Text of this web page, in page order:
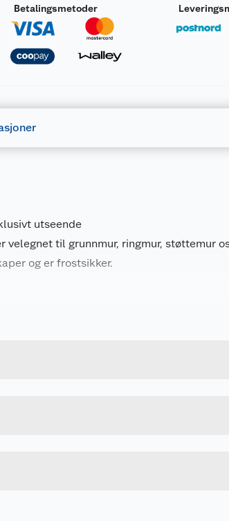
Betalingsmetoder
utseende
velegnet til grunnmur, ringmur, støttemur
og er frostsikker.